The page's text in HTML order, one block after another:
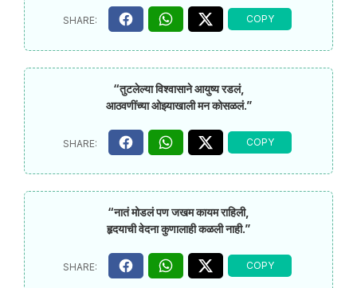
“तुटलेल्या विश्वासाने आयुष्य रडलं,
आठवणींच्या ओझ्याखाली मन कोसळलं.”
“नातं मोडलं पण जखम कायम राहिली,
हृदयाची वेदना कुणालाही कळली नाही.”